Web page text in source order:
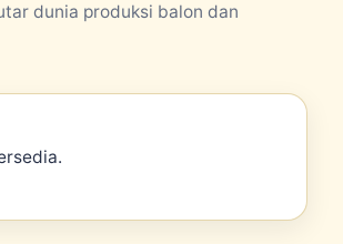
dunia produksi balon dan